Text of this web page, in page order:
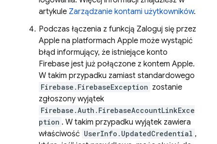
artykule Zarządzanie kontami użytkowników.
Podczas łączenia z funkcją Zaloguj się przez
Apple na platformach Apple może wystąpić
błąd informujący, że istniejące konto
Firebase jest już połączone z kontem Apple.
W takim przypadku zamiast standardowego
Firebase.FirebaseException zostanie
zgłoszony wyjątek
Firebase.Auth.FirebaseAccountLinkExce
ption . W takim przypadku wyjątek zawiera
właściwość UserInfo.UpdatedCredential ,